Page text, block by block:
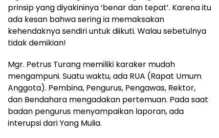
prinsip yang diyakininya ‘benar dan tepat’. Karena itu
ada kesan bahwa sering ia memaksakan
kehendaknya sendiri untuk diikuti. Walau sebetulnya
tidak demikian!
Mgr. Petrus Turang memiliki karaker mudah
mengampuni. Suatu waktu, ada RUA (Rapat Umum
Anggota). Pembina, Pengurus, Pengawas, Rektor,
dan Bendahara mengadakan pertemuan. Pada saat
badan pengurus menyampaikan laporan, ada
interupsi dari Yang Mulia.